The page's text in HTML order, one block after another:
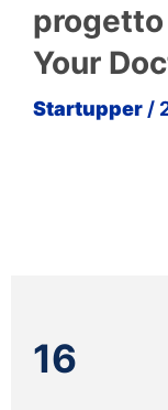
Your
Startupper /
16